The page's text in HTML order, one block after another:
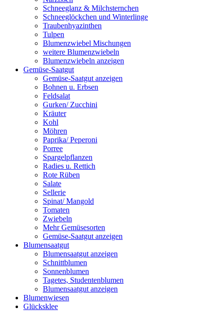
Schneeglanz & Milchsternchen
Schneeglöckchen und Winterlinge
Traubenhyazinthen
Tulpen
Blumenzwiebel Mischungen
weitere Blumenzwiebeln
Blumenzwiebeln anzeigen
Gemüse-Saatgut
Gemüse-Saatgut anzeigen
Bohnen u. Erbsen
Feldsalat
Gurken/ Zucchini
Kräuter
Kohl
Möhren
Paprika/ Peperoni
Porree
Spargelpflanzen
Radies u. Rettich
Rote Rüben
Salate
Sellerie
Spinat/ Mangold
Tomaten
Zwiebeln
Mehr Gemüsesorten
Gemüse-Saatgut anzeigen
Blumensaatgut
Blumensaatgut anzeigen
Schnittblumen
Sonnenblumen
Tagetes, Studentenblumen
Blumensaatgut anzeigen
Blumenwiesen
Glücksklee